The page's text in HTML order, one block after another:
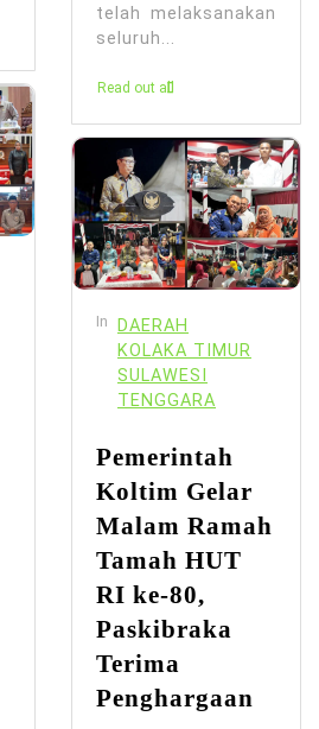
telah melaksanakan
seluruh...
Read out all
In
DAERAH
KOLAKA TIMUR
SULAWESI
TENGGARA
Pemerintah
Koltim Gelar
Malam Ramah
Tamah HUT
RI ke-80,
Paskibraka
Terima
Penghargaan